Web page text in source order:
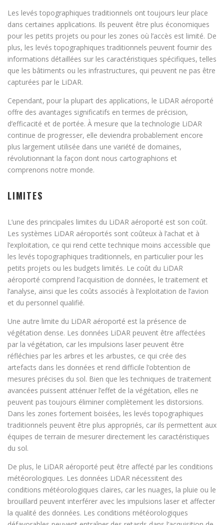
Les levés topographiques traditionnels ont toujours leur place
dans certaines applications. Ils peuvent être plus économiques
pour les petits projets ou pour les zones où l’accès est limité. De
plus, les levés topographiques traditionnels peuvent fournir des
informations détaillées sur les caractéristiques spécifiques, telles
que les bâtiments ou les infrastructures, qui peuvent ne pas être
capturées par le LiDAR.
Cependant, pour la plupart des applications, le LiDAR aéroporté
offre des avantages significatifs en termes de précision,
d’efficacité et de portée. À mesure que la technologie LiDAR
continue de progresser, elle deviendra probablement encore
plus largement utilisée dans une variété de domaines,
révolutionnant la façon dont nous cartographions et
comprenons notre monde.
LIMITES
L’une des principales limites du LiDAR aéroporté est son coût.
Les systèmes LiDAR aéroportés sont coûteux à l’achat et à
l’exploitation, ce qui rend cette technique moins accessible que
les levés topographiques traditionnels, en particulier pour les
petits projets ou les budgets limités. Le coût du LiDAR
aéroporté comprend l’acquisition de données, le traitement et
l’analyse, ainsi que les coûts associés à l’exploitation de l’avion
et du personnel qualifié.
Une autre limite du LiDAR aéroporté est la présence de
végétation dense. Les données LiDAR peuvent être affectées
par la végétation, car les impulsions laser peuvent être
réfléchies par les arbres et les arbustes, ce qui crée des
artefacts dans les données et rend difficile l’obtention de
mesures précises du sol. Bien que les techniques de traitement
avancées puissent atténuer l’effet de la végétation, elles ne
peuvent pas toujours éliminer complètement les distorsions.
Dans les zones fortement boisées, les levés topographiques
traditionnels peuvent être plus appropriés, car ils permettent aux
équipes de terrain de mesurer directement les caractéristiques
du sol.
De plus, le LiDAR aéroporté peut être affecté par les conditions
météorologiques. Les données LiDAR nécessitent des
conditions météorologiques claires, car les nuages, la pluie ou le
brouillard peuvent interférer avec les impulsions laser et affecter
la qualité des données. Les conditions météorologiques